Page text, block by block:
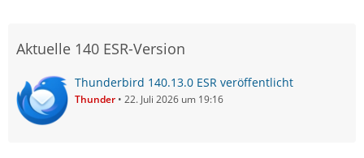
Aktuelle 140 ESR-Version
Thunderbird 140.13.0 ESR veröffentlicht
Thunder 22. Juli 2026 um 19:16